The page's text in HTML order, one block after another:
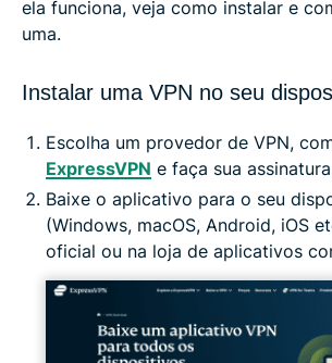
ela funciona, veja como instalar e
uma.
Instalar uma VPN no seu
Escolha um provedor de VPN,
ExpressVPN e faça sua
Baixe o aplicativo para o seu
(Windows, macOS, Android, iOS
oficial ou na loja de aplicativos